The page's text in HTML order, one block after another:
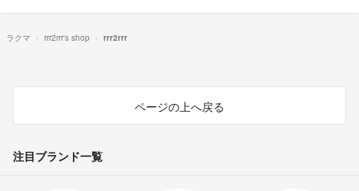
ラクマ rrr2rrr's shop rrr2rrr
ページの上へ戻る
注目ブランド一覧